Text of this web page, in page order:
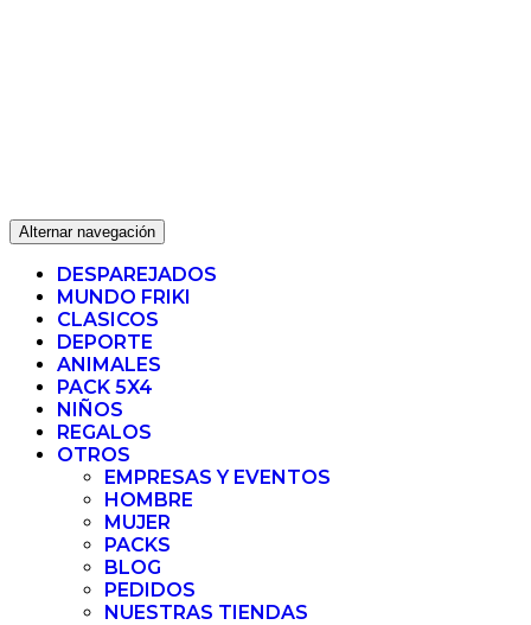
Alternar navegación
DESPAREJADOS
MUNDO FRIKI
CLASICOS
DEPORTE
ANIMALES
PACK 5X4
NIÑOS
REGALOS
OTROS
EMPRESAS Y EVENTOS
HOMBRE
MUJER
PACKS
BLOG
PEDIDOS
NUESTRAS TIENDAS